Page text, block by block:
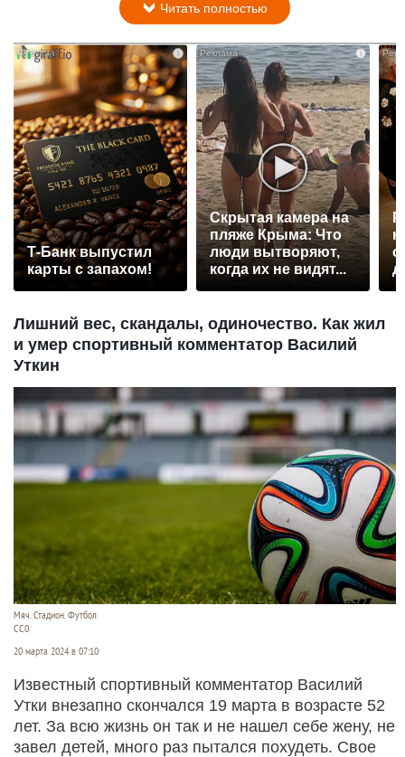
Читать полностью
i
Т-Банк выпустил
карты с запахом!
i
Скрытая камера на
пляже Крыма: Что
люди вытворяют,
когда их не видят...
Лишний вес, скандалы, одиночество. Как жил
и умер спортивный комментатор Василий
Уткин
Мяч. Стадион. Футбол
СС0
20 марта 2024 в 07:10
Известный спортивный комментатор Василий
Утки внезапно скончался 19 марта в возрасте 52
лет. За всю жизнь он так и не нашел себе жену, не
завел детей, много раз пытался похудеть. Свое